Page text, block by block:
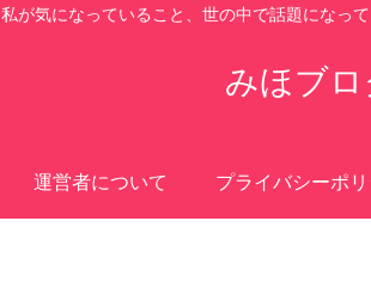
私が気になっていること、世の中で話題になっ
みほブロ
運営者について プライバシーポ